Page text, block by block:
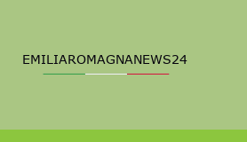
Romagna